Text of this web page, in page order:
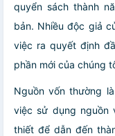
quyển sách thành
bản. Nhiều độc giả
việc ra quyết định
phần mới của chúng
Nguồn vốn thường
việc sử dụng nguồn
thiết để dẫn đến